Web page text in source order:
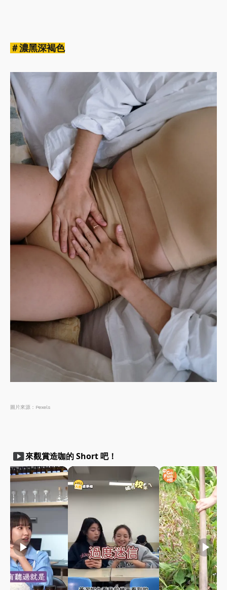
＃濃黑深褐色
圖片來源：Pexels
smart_display來觀賞造咖的 Short 吧！
play_arrow play_arrow play_arrow